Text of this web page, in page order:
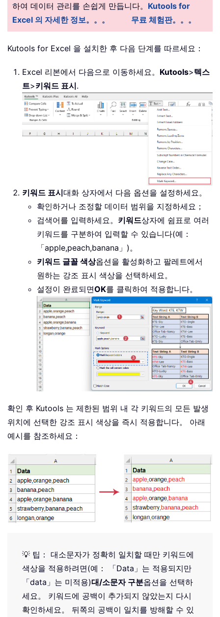
하여 데이터 관리를 손쉽게 만듭니다。 Kutools for
Excel 의 자세한 정보。。。
무료 체험판。。。
Kutools for Excel 을 설치한 후 다음 단계를 따르세요：
Excel 리본에서 다음으로 이동하세요。 Kutools>텍스
트>키워드 표시.
키워드 표시대화 상자에서 다음 옵션을 설정하세요。
확인하거나 조정할 데이터 범위을 지정하세요；
검색어를 입력하세요。 키워드상자에 쉼표로 여러
키워드를 구분하여 입력할 수 있습니다(예：
「apple,peach,banana」)。
키워드 글꼴 색상옵션을 활성화하고 팔레트에서
원하는 강조 표시 색상을 선택하세요。
설정이 완료되면OK를 클릭하여 적용합니다。
확인 후 Kutools 는 제한된 범위 내 각 키워드의 모든 발생
위치에 선택한 강조 표시 색상을 즉시 적용합니다。 아래
예시를 참조하세요：
💡 팁： 대소문자가 정확히 일치할 때만 키워드에
색상을 적용하려면(예： 「Data」는 적용되지만
「data」는 미적용)대/소문자 구분옵션을 선택하
세요。 키워드에 공백이 추가되지 않았는지 다시
확인하세요。 뒤쪽의 공백이 일치를 방해할 수 있